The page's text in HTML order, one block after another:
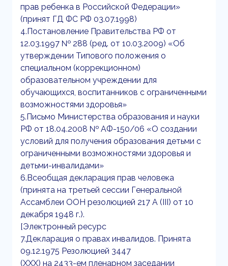
прав ребенка в Российской Федерации»
(принят ГД ФС РФ 03.07.1998)
4.Постановление Правительства РФ от
12.03.1997 № 288 (ред. от 10.03.2009) «Об
утверждении Типового положения о
специальном (коррекционном)
образовательном учреждении для
обучающихся, воспитанников с ограниченными
возможностями здоровья»
5.Письмо Министерства образования и науки
РФ от 18.04.2008 № АФ-150/06 «О создании
условий для получения образования детьми с
ограниченными возможностями здоровья и
детьми-инвалидами»
6.Всеобщая декларация прав человека
(принята на третьей сессии Генеральной
Ассамблеи ООН резолюцией 217 А (III) от 10
декабря 1948 г.).
[Электронный ресурс
7.Декларация о правах инвалидов. Принята
09.12.1975 Резолюцией 3447
(XXX) на 2433-ем пленарном заседании